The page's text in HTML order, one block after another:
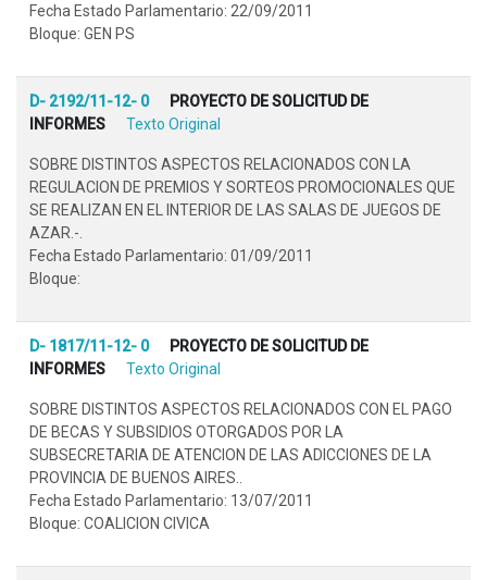
Fecha Estado Parlamentario: 22/09/2011
Bloque: GEN PS
D- 2192/11-12- 0
PROYECTO DE SOLICITUD DE
INFORMES
Texto Original
SOBRE DISTINTOS ASPECTOS RELACIONADOS CON LA
REGULACION DE PREMIOS Y SORTEOS PROMOCIONALES QUE
SE REALIZAN EN EL INTERIOR DE LAS SALAS DE JUEGOS DE
AZAR.-.
Fecha Estado Parlamentario: 01/09/2011
Bloque:
D- 1817/11-12- 0
PROYECTO DE SOLICITUD DE
INFORMES
Texto Original
SOBRE DISTINTOS ASPECTOS RELACIONADOS CON EL PAGO
DE BECAS Y SUBSIDIOS OTORGADOS POR LA
SUBSECRETARIA DE ATENCION DE LAS ADICCIONES DE LA
PROVINCIA DE BUENOS AIRES..
Fecha Estado Parlamentario: 13/07/2011
Bloque: COALICION CIVICA